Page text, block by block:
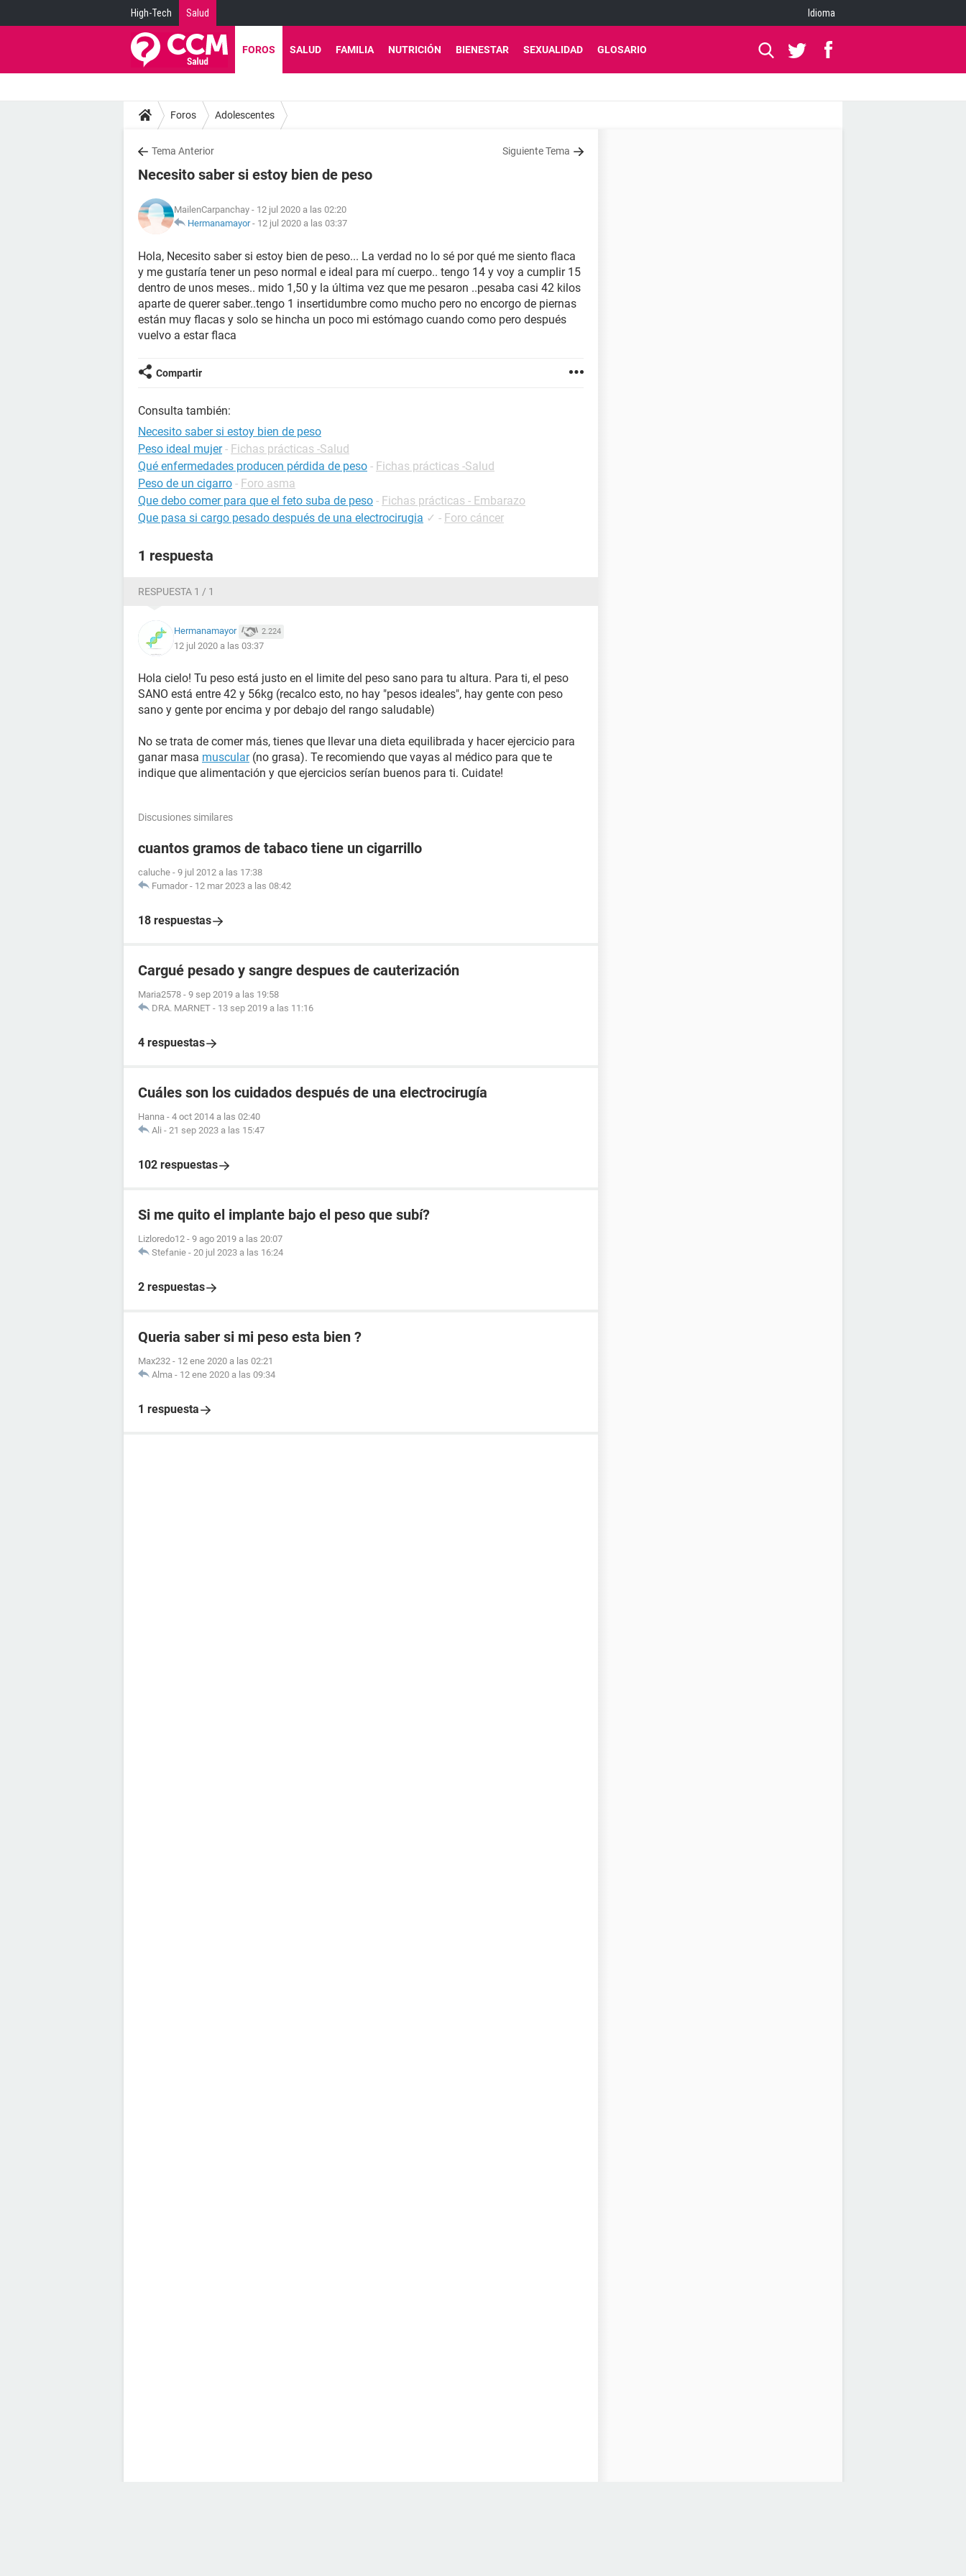
High-Tech Salud Idioma
FOROS SALUD FAMILIA NUTRICIÓN BIENESTAR SEXUALIDAD GLOSARIO
Foros Adolescentes
Tema Anterior Siguiente Tema
Necesito saber si estoy bien de peso
MailenCarpanchay - 12 jul 2020 a las 02:20
Hermanamayor- 12 jul 2020 a las 03:37
Hola, Necesito saber si estoy bien de peso... La verdad no lo sé por qué me siento flaca
y me gustaría tener un peso normal e ideal para mí cuerpo.. tengo 14 y voy a cumplir 15
dentro de unos meses.. mido 1,50 y la última vez que me pesaron ..pesaba casi 42 kilos
aparte de querer saber..tengo 1 insertidumbre como mucho pero no encorgo de piernas
están muy flacas y solo se hincha un poco mi estómago cuando como pero después
vuelvo a estar flaca
Compartir
Consulta también:
Necesito saber si estoy bien de peso
Peso ideal mujer - Fichas prácticas -Salud
Qué enfermedades producen pérdida de peso - Fichas prácticas -Salud
Peso de un cigarro - Foro asma
Que debo comer para que el feto suba de peso - Fichas prácticas - Embarazo
Que pasa si cargo pesado después de una electrocirugia ✓ - Foro cáncer
1 respuesta
RESPUESTA 1 / 1
Hermanamayor 2.224
12 jul 2020 a las 03:37
Hola cielo! Tu peso está justo en el limite del peso sano para tu altura. Para ti, el peso
SANO está entre 42 y 56kg (recalco esto, no hay "pesos ideales", hay gente con peso
sano y gente por encima y por debajo del rango saludable)
No se trata de comer más, tienes que llevar una dieta equilibrada y hacer ejercicio para
ganar masa muscular(no grasa). Te recomiendo que vayas al médico para que te
indique que alimentación y que ejercicios serían buenos para ti. Cuidate!
Discusiones similares
cuantos gramos de tabaco tiene un cigarrillo
caluche - 9 jul 2012 a las 17:38
Fumador - 12 mar 2023 a las 08:42
18 respuestas
Cargué pesado y sangre despues de cauterización
Maria2578 - 9 sep 2019 a las 19:58
DRA. MARNET - 13 sep 2019 a las 11:16
4 respuestas
Cuáles son los cuidados después de una electrocirugía
Hanna - 4 oct 2014 a las 02:40
Ali - 21 sep 2023 a las 15:47
102 respuestas
Si me quito el implante bajo el peso que subí?
Lizloredo12 - 9 ago 2019 a las 20:07
Stefanie - 20 jul 2023 a las 16:24
2 respuestas
Queria saber si mi peso esta bien ?
Max232 - 12 ene 2020 a las 02:21
Alma - 12 ene 2020 a las 09:34
1 respuesta